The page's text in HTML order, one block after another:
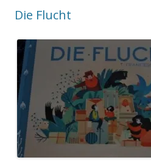
Die Flucht